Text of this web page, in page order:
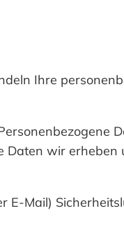
Ihre
wir erheben
Mail)